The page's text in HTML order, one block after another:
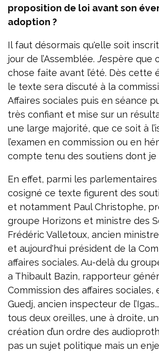
proposition de loi avant son
adoption ?
Il faut désormais qu'elle soit
jour de l’Assemblée. J’espère que
chose faite avant l’été. Dès cette
le texte sera discuté à la
Affaires sociales puis en séance
très confiant et mise sur un
une large majorité, que ce soit à
l’examen en commission ou en
compte tenu des soutiens dont je
En effet, parmi les
cosigné ce texte figurent des
et notamment Paul Christophe,
groupe Horizons et ministre des
Frédéric Valletoux, ancien
et aujourd'hui président de la
affaires sociales. Au-delà du
a Thibault Bazin, rapporteur
Commission des affaires sociales,
Guedj, ancien inspecteur de
tous deux oreilles, une à droite,
création d’un ordre des
pas un sujet politique mais un